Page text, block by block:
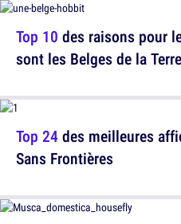
Top 24des meilleures
Sans Frontières
Top 10 des raisons pour
sont les Belges de la